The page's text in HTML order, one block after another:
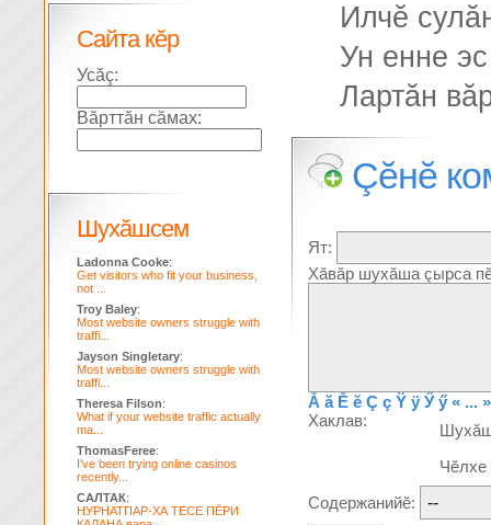
Илчĕ
Ун енне
Лартăн
Çĕнĕ
Ят:
Хăвăр шухăша çырса
Ă ă Ĕ ĕ Ç ç Ÿ ÿ Ӳ ӳ « ... »
Хаклав:
Содержанийĕ:
Сайта кĕр
Усăç:
Вăрттăн сăмах:
Шухăшсем
Ladonna Cooke:
Get visitors who fit your business,
not ...
Troy Baley:
Most website owners struggle with
traffi...
Jayson Singletary:
Most website owners struggle with
traffi...
Theresa Filson:
What if your website traffic actually
ma...
ThomasFeree:
I've been trying online casinos
recently...
САЛТАК:
НУРНАТПАР-ХА ТЕСЕ ПЁРИ